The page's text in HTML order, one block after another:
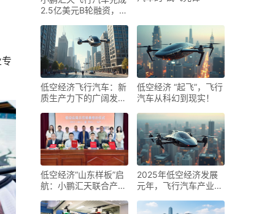
2.5亿美元B轮融资，助
低空经济飞行汽车：新
质生产力下的广阔发展
低空经济 “起飞”，飞行
汽车从科幻到现实！
低空经济“山东样板”启
航：小鹏汇天联合产业
+文旅"新生态
2025年低空经济发展
元年，飞行汽车产业化